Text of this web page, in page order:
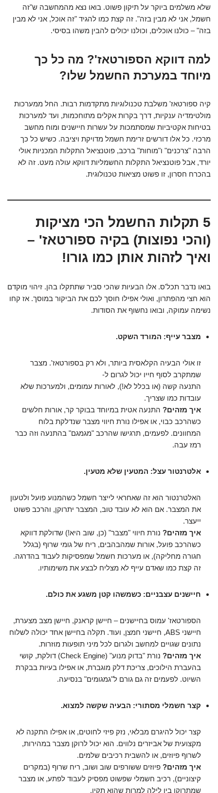
שלא משלמים ביוקר על תיקון פשוט. בואו נצא מהמחשבה ש"זה
חשמל, אני לא מבין בזה". זה קצת כמו להגיד "זה אוכל, אני לא מבין
בזה" – כולנו אוכלים, וכולנו יכולים להבין משהו בסיסי.
למה דווקא הספורטאז'? מה כל כך
מיוחד במערכת החשמל שלו?
קיה ספורטאז' משלבת טכנולוגיות מתקדמות רבות. החל ממערכות
מולטימדיה ענקיות, דרך בקרות אקלים מתוחכמות, ועד למערכות
בטיחות אקטיביות שמסתמכות על עשרות חיישנים ומוח מחשב
מרכזי. כל אלו דורשים זרימת חשמל מדויקת ויציבה. כשיש כל כך
הרבה "צרכנים" ו"מוחות" ברכב, פוטנציאל התקלות המכניות אולי
יורד, אבל פוטנציאל התקלות החשמליות דווקא עולה מעט. זה לא
בהכרח חסרון, זו פשוט מציאות טכנולוגית.
5 תקלות החשמל הכי מציקות
(והכי נפוצות) בקיה ספורטאז' –
ואיך לזהות אותן כמו גורו!
בואו נדבר תכל'ס. אלו הבעיות שהכי סביר שתתקלו בהן. זיהוי מוקדם
הוא חצי מהפתרון, ואולי אפילו חוסך לכם את הביקור במוסך. אז קחו
נשימה עמוקה, ובואו נחשוף את הסודות.
מצבר עייף: המורד השקט.
זו אולי הבעיה הקלאסית ביותר, ולא רק בספורטאז'. מצבר
שמתקרב לסוף חייו יכול לגרום ל-
התנעה קשה (או בכלל לא!), לאורות עמומים, ולמערכות שלא
עובדות כמו שצריך.
איך מזהים? התנעה אטית במיוחד בבוקר קר, אורות חלשים
כשהרכב כבוי, או אפילו נורת חיווי מצבר שנדלקת בלוח
המחוונים. לפעמים, תרגישו שהרכב "מגמגם" בהתנעה וזה כבר
רמז עבה.
אלטרנטור עצל: המטעין שלא מטעין.
האלטרנטור הוא זה שאחראי לייצר חשמל כשהמנוע פועל ולטעון
את המצבר. אם הוא לא עובד טוב, המצבר יתרוקן, והרכב פשוט
ייעצר.
איך מזהים? נורת חיווי "מצבר" (כן, שוב היא!) שדולקת דווקא
כשהרכב פועל, אורות שמהבהבים, ריח של גומי שרוף (בגלל
חגורה מחליקה), או מערכות חשמל שמפסיקות לעבוד בהדרגה.
זה קצת כמו שאדם עייף לא מצליח לבצע את משימותיו.
חיישנים עצבניים: כשמשהו קטן משגע את כולם.
הספורטאז' עמוס בחיישנים – חיישן קראנק, חיישן מצב מצערת,
חיישני ABS, חיישני חמצן, ועוד. תקלה בחיישן אחד יכולה לשלוח
נתונים שגויים למחשב ולגרום לכל מיני תופעות מוזרות.
איך מזהים?
נורת "בדוק מנוע" (Check Engine) דולקת, קושי
בהעברת הילוכים, צריכת דלק מוגברת, או אפילו בעיות בבקרת
השיוט. לפעמים זה גם גורם ל"גמגומים" בנסיעה.
קצר חשמלי מסתורי: הבעיה שקשה למצוא.
קצר יכול להיגרם מבלאי, נזק פיזי לחוטים, או אפילו התקנה לא
מקצועית של אביזרים נלווים. הוא יכול לרוקן מצבר במהירות,
לשרוף פיוזים, או להשבית רכיבים שלמים.
איך מזהים? פיוזים ששורפים שוב ושוב, ריח שרוף (במקרים
קיצוניים), רכיב חשמלי שפשוט מפסיק לעבוד לפתע, או מצבר
שמתרוקן בין לילה למרות שהוא תקין.